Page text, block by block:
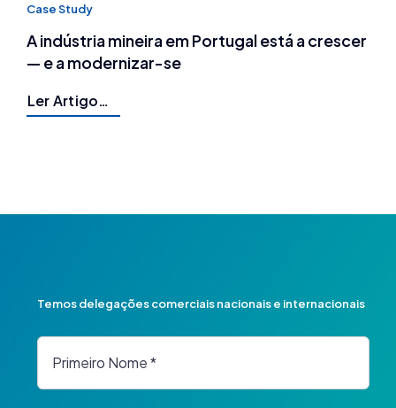
Case Study
A indústria mineira em Portugal está a crescer
— e a modernizar-se
Ler Artigo…
Temos delegações comerciais nacionais e internacionais